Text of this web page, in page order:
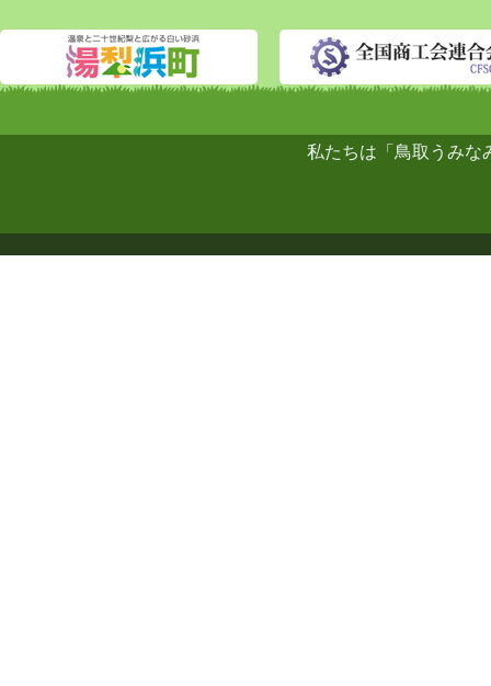
私たちは「鳥取うみな